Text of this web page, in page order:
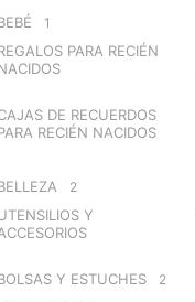
1
PARA RECIÉN
DE RECUERDOS
RECIÉN NACIDOS
2
Y
Y ESTUCHES 2